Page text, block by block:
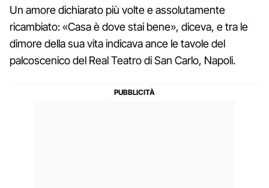
Un amore dichiarato più volte e assolutamente
ricambiato: «Casa è dove stai bene», diceva, e tra le
dimore della sua vita indicava ance le tavole del
palcoscenico del Real Teatro di San Carlo, Napoli.